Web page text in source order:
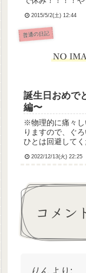
2015/5/2(土) 12:44
普通の日記
誕生日おめで
編〜
※物理的に痛々し
りますので、ぐ
ひとは回避して
日後、今度は小中
とうを伝えまし
の友達とは滅多に
合うことなく...
2022/12/13(火) 22:25
コメン
りん より: